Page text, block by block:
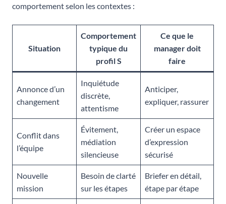
comportement selon les contextes :
Situation
Comportement
typique du
profil S
Ce que le
manager doit
faire
Annonce d’un
changement
Inquiétude
discrète,
attentisme
Anticiper,
expliquer, rassurer
Conflit dans
l’équipe
Évitement,
médiation
silencieuse
Créer un espace
d’expression
sécurisé
Nouvelle
mission
Besoin de clarté
sur les étapes
Briefer en détail,
étape par étape